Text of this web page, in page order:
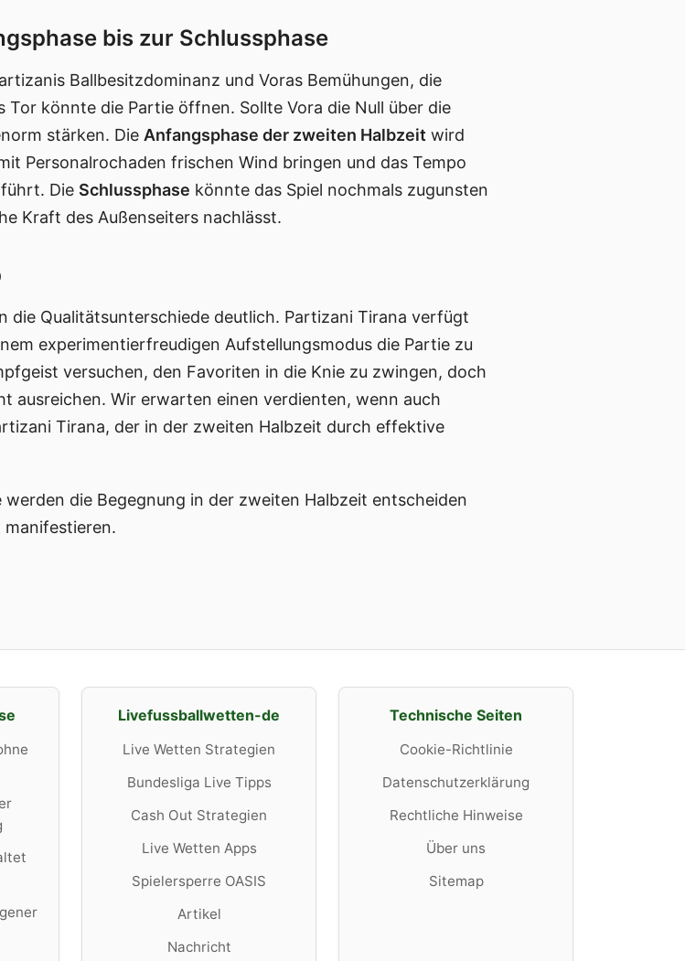
bis zur Schlussphase
Ballbesitzdominanz und Voras Bemühungen, die
Tor könnte die Partie öffnen. Sollte Vora die Null über die
stärken. Die Anfangsphase der zweiten Halbzeit wird
Personalrochaden frischen Wind bringen und das Tempo
Die Schlussphase könnte das Spiel nochmals zugunsten
Kraft des Außenseiters nachlässt.
die Qualitätsunterschiede deutlich. Partizani Tirana verfügt
experimentierfreudigen Aufstellungsmodus die Partie zu
versuchen, den Favoriten in die Knie zu zwingen, doch
ausreichen. Wir erwarten einen verdienten, wenn auch
Tirana, der in der zweiten Halbzeit durch effektive
werden die Begegnung in der zweiten Halbzeit entscheiden
Livefussballwetten-de
Live Wetten Strategien
Bundesliga Live Tipps
Cash Out Strategien
Live Wetten Apps
Spielersperre OASIS
Artikel
Nachricht
Technische Seiten
Cookie-Richtlinie
Datenschutzerklärung
Rechtliche Hinweise
Über uns
Sitemap